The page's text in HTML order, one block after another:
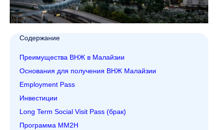
Содержание
Преимущества ВНЖ в Малайзии
Основания для получения ВНЖ Малайзии
Employment Pass
Инвестиции
Long Term Social Visit Pass (брак)
Программа MM2H